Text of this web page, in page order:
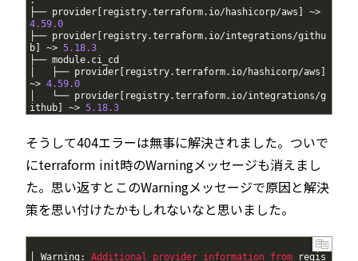
├── provider registry.terraform. io/hashicorp/aws ~>
4.59.0
├── provider registry.terraform. io/integrations/githu
b
~> 5.18.3
├── module. ci cd
├── provider registry.terraform. io/hashicorp/aws
~> 4.59.0
└── provider registry.terraform. io/integrations/g
ithub
~> 5.18.3
そうして404エラーは無事に解決されました。ついで
にterraform init時のWarningメッセージも消えまし
た。思い返すとこのWarningメッセージで原因と解決
策を思い付けたかもしれないなと思いました。
Warning : Additional provider information from
regis